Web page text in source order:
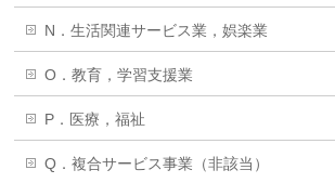
N．生活関連サービス業，娯楽業
O．教育，学習支援業
P．医療，福祉
Q．複合サービス事業（非該当）